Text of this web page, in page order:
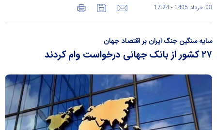
03 خرداد 1405 - 17:24
سایه سنگین جنگ ایران بر اقتصاد جهان
۲۷ کشور از بانک جهانی درخواست وام کردند